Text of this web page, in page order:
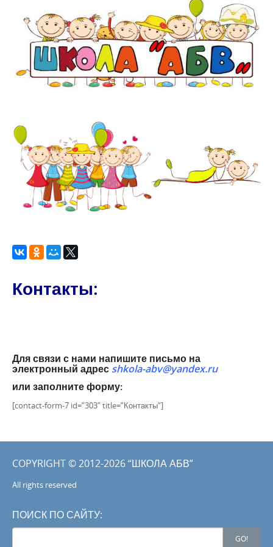
Контакты:
Для связи с нами напишите письмо на
электронный адрес shkola-abv@yandex.ru
или заполните форму:
[contact-form-7 id=”303″ title=”Контакты”]
COPYRIGHT © 2012-2026 “ШКОЛА АБВ”
All rights reserved
ПОИСК ПО САЙТУ:
Search
GO!